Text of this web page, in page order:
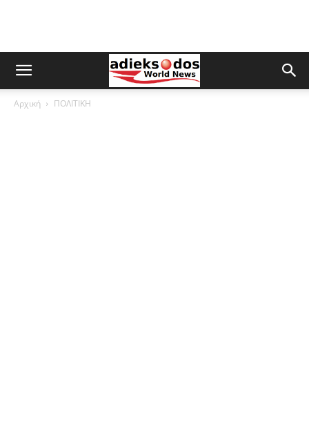
Αρχική ΠΟΛΙΤΙΚΗ